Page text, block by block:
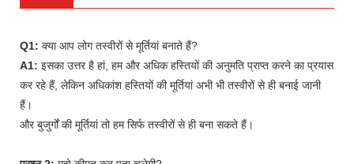
Q1: क्या आप लोग तस्वीरों से मूर्तियां बनाते हैं?
A1: इसका उत्तर है हां, हम और अधिक हस्तियों की अनुमति प्राप्त करने का प्रयास
कर रहे हैं, लेकिन अधिकांश हस्तियों की मूर्तियां अभी भी तस्वीरों से ही बनाई जानी
हैं।
और बुजुर्गों की मूर्तियां तो हम सिर्फ तस्वीरों से ही बना सकते हैं।